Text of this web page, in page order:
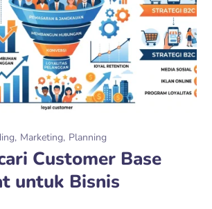
Marketing Planning
Customer Base
untuk Bisnis